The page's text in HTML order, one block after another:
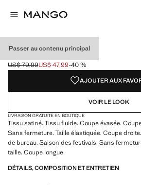
Passer au contenu principal
JUPE MIDI SATINÉE
Prix initial barré [US$ 79,99 ]
US$ 79,99
Prix actuel [US$ 47,99 ]
US$ 47,99-40 %
Choisissez une couleur
Couleur Noir
Couleur Bordeaux
Couleur Saumon
AJOUTER AUX
VOIR LE LOOK
LIVRAISON GRATUITE EN BOUTIQUE
Tissu satiné. Tissu fluide. Coupe évasée.
Sans fermeture. Taille élastiquée. Coupe
de bureau. Saison des festivals. Sans
taille. Coupe longue
DÉTAILS, COMPOSITION ET ENTRETIEN